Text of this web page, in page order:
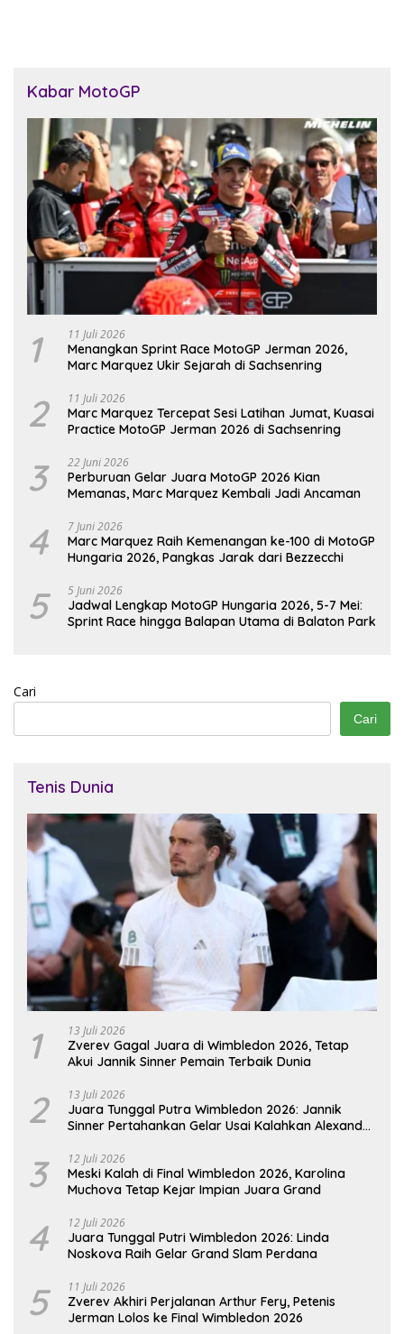
Kabar MotoGP
1 11 Juli 2026
Menangkan Sprint Race MotoGP Jerman 2026,
Marc Marquez Ukir Sejarah di Sachsenring
2 11 Juli 2026
Marc Marquez Tercepat Sesi Latihan Jumat, Kuasai
Practice MotoGP Jerman 2026 di Sachsenring
3 22 Juni 2026
Perburuan Gelar Juara MotoGP 2026 Kian
Memanas, Marc Marquez Kembali Jadi Ancaman
4 7 Juni 2026
Marc Marquez Raih Kemenangan ke-100 di MotoGP
Hungaria 2026, Pangkas Jarak dari Bezzecchi
5 5 Juni 2026
Jadwal Lengkap MotoGP Hungaria 2026, 5-7 Mei:
Sprint Race hingga Balapan Utama di Balaton Park
Cari
Cari
Tenis Dunia
1 13 Juli 2026
Zverev Gagal Juara di Wimbledon 2026, Tetap
Akui Jannik Sinner Pemain Terbaik Dunia
2 13 Juli 2026
Juara Tunggal Putra Wimbledon 2026: Jannik
Sinner Pertahankan Gelar Usai Kalahkan Alexander
3 12 Juli 2026
Meski Kalah di Final Wimbledon 2026, Karolina
Muchova Tetap Kejar Impian Juara Grand
4 12 Juli 2026
Juara Tunggal Putri Wimbledon 2026: Linda
Noskova Raih Gelar Grand Slam Perdana
5 11 Juli 2026
Zverev Akhiri Perjalanan Arthur Fery, Petenis
Jerman Lolos ke Final Wimbledon 2026